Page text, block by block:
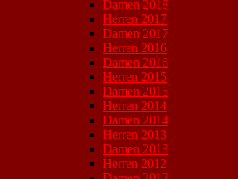
Damen 2018
Herren 2017
Damen 2017
Herren 2016
Damen 2016
Herren 2015
Damen 2015
Herren 2014
Damen 2014
Herren 2013
Damen 2013
Herren 2012